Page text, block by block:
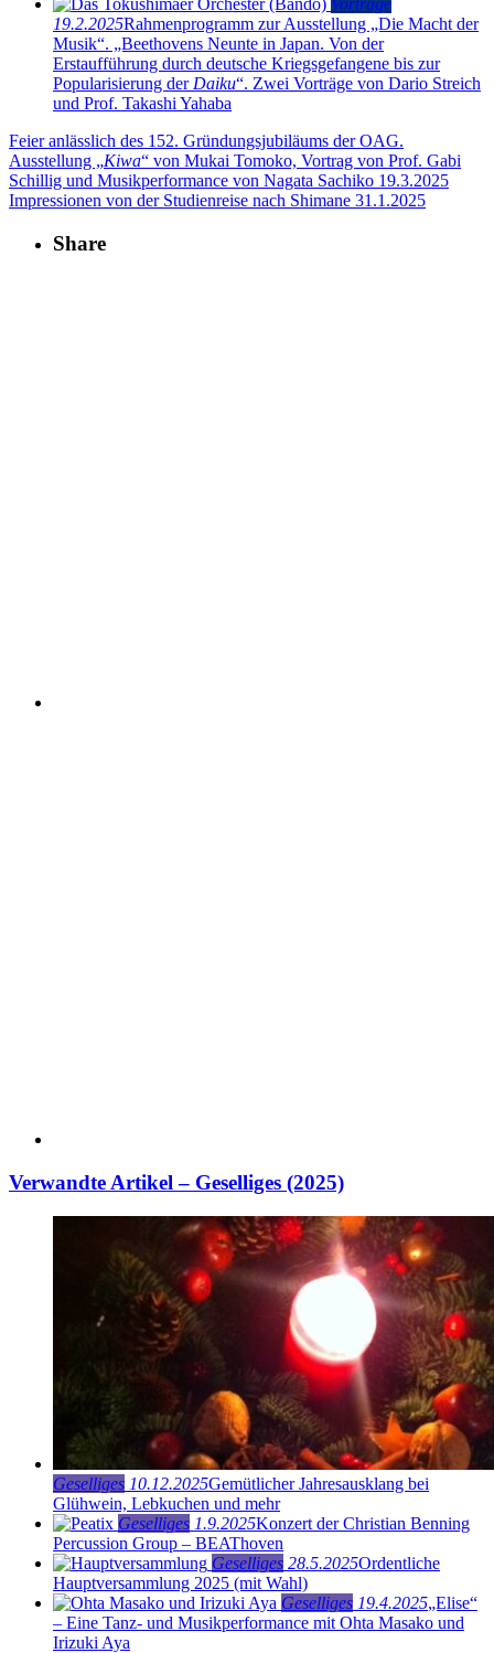
Vorträge
19.2.2025Rahmenprogramm zur Ausstellung „Die Macht der
Musik“. „Beethovens Neunte in Japan. Von der
Erstaufführung durch deutsche Kriegsgefangene bis zur
Popularisierung der Daiku“. Zwei Vorträge von Dario Streich
und Prof. Takashi Yahaba
Feier anlässlich des 152. Gründungsjubiläums der OAG.
Ausstellung „Kiwa“ von Mukai Tomoko, Vortrag von Prof. Gabi
Schillig und Musikperformance von Nagata Sachiko 19.3.2025
Impressionen von der Studienreise nach Shimane 31.1.2025
Share
Verwandte Artikel – Geselliges (2025)
Geselliges 10.12.2025Gemütlicher Jahresausklang bei
Glühwein, Lebkuchen und mehr
Geselliges 1.9.2025Konzert der Christian Benning
Percussion Group – BEAThoven
Geselliges 28.5.2025Ordentliche
Hauptversammlung 2025 (mit Wahl)
Geselliges 19.4.2025„Elise“
– Eine Tanz- und Musikperformance mit Ohta Masako und
Irizuki Aya